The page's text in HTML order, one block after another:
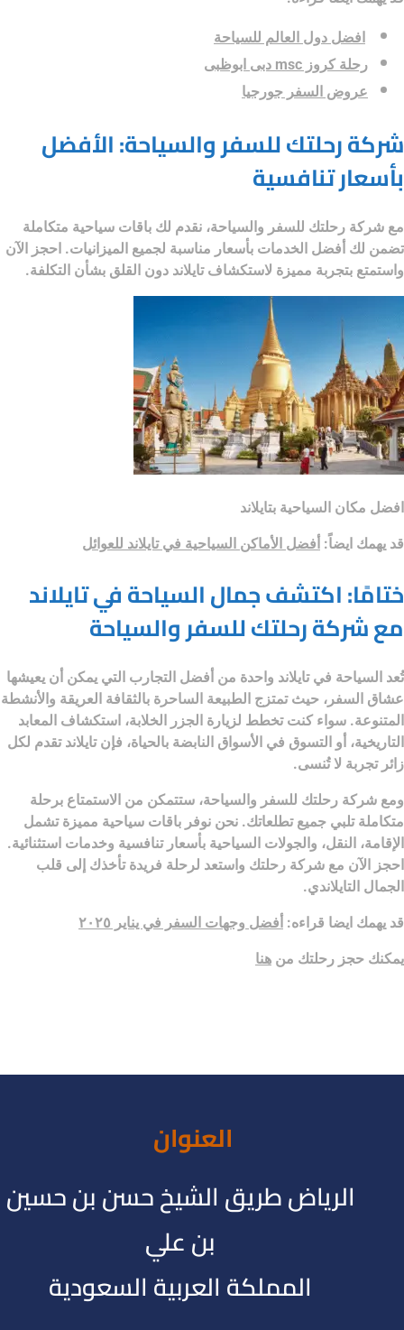
افضل دول العالم للسياحة
رحلة كروز msc دبى ابوظبى
عروض السفر جورجيا
شركة رحلتك للسفر والسياحة: الأفضل
بأسعار تنافسية
مع شركة رحلتك للسفر والسياحة، نقدم لك باقات سياحية متكاملة
تضمن لك أفضل الخدمات بأسعار مناسبة لجميع الميزانيات. احجز الآن
واستمتع بتجربة مميزة لاستكشاف تايلاند دون القلق بشأن التكلفة.
افضل مكان السياحية بتايلاند
قد يهمك ايضاً: أفضل الأماكن السياحية في تايلاند للعوائل
ختامًا: اكتشف جمال السياحة في تايلاند
مع شركة رحلتك للسفر والسياحة
تُعد السياحة في تايلاند واحدة من أفضل التجارب التي يمكن أن يعيشها
عشاق السفر، حيث تمتزج الطبيعة الساحرة بالثقافة العريقة والأنشطة
المتنوعة. سواء كنت تخطط لزيارة الجزر الخلابة، استكشاف المعابد
التاريخية، أو التسوق في الأسواق النابضة بالحياة، فإن تايلاند تقدم لكل
زائر تجربة لا تُنسى.
ومع شركة رحلتك للسفر والسياحة، ستتمكن من الاستمتاع برحلة
متكاملة تلبي جميع تطلعاتك. نحن نوفر باقات سياحية مميزة تشمل
الإقامة، النقل، والجولات السياحية بأسعار تنافسية وخدمات استثنائية.
احجز الآن مع شركة رحلتك واستعد لرحلة فريدة تأخذك إلى قلب
الجمال التايلاندي.
قد يهمك ايضا قراءه: أفضل وجهات السفر في يناير ٢٠٢٥
يمكنك حجز رحلتك من هنا
العنوان
الرياض طريق الشيخ حسن بن حسين
بن علي
المملكة العربية السعودية